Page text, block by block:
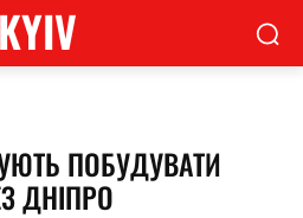
KYIV
ПОБУДУВАТИ
ДНІПРО